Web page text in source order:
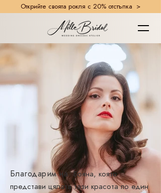
Открийте своята рокля с 20% отстъпка >
Благодарим на:Бояна, която
представи цялата тази красота по един